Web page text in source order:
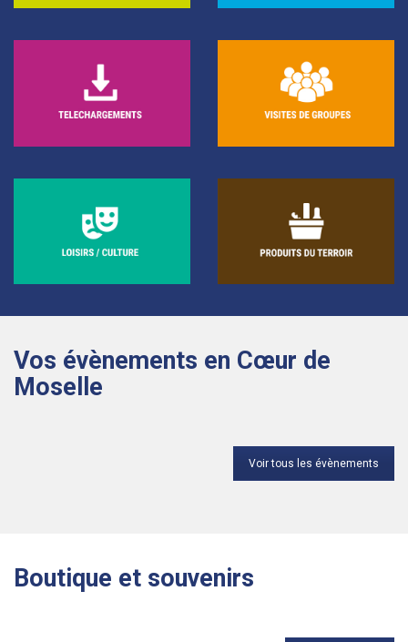
Vos évènements en Cœur de
Moselle
Voir tous les évènements
Boutique et souvenirs